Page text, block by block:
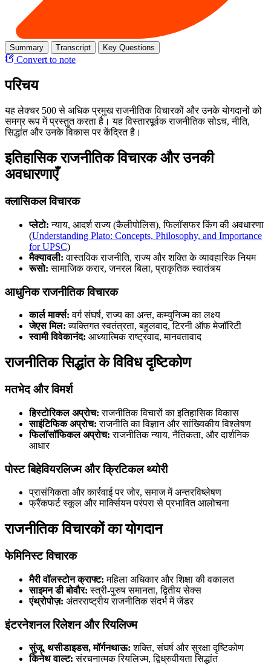
Summary Transcript Key Questions
Convert to note
परिचय
यह लेक्चर 500 से अधिक प्रमुख राजनीतिक विचारकों और उनके योगदानों को
समग्र रूप में प्रस्तुत करता है। यह विस्तारपूर्वक राजनीतिक सोऽच, नीति,
सिद्धांत और उनके विकास पर केंद्रित है।
इतिहासिक राजनीतिक विचारक और उनकी
अवधारणाएँ
क्लासिकल विचारक
प्लेटो: न्याय, आदर्श राज्य (कैलीपोलिस), फिलॉसफर किंग की अवधारणा
(Understanding Plato: Concepts, Philosophy, and Importance
for UPSC)
मैक्यावली: वास्तविक राजनीति, राज्य और शक्ति के व्यावहारिक नियम
रूसो: सामाजिक करार, जनरल बिला, प्राकृतिक स्वातंत्र्य
आधुनिक राजनीतिक विचारक
कार्ल मार्क्स: वर्ग संघर्ष, राज्य का अन्त, कम्युनिज्म का लक्ष्य
जेएस मिल: व्यक्तिगत स्वतंत्रता, बहुलवाद, टिरनी ऑफ मेजॉरिटी
स्वामी विवेकानंद: आध्यात्मिक राष्ट्रवाद, मानवतावाद
राजनीतिक सिद्धांत के विविध दृष्टिकोण
मतभेद और विमर्श
हिस्टोरिकल अप्रोच: राजनीतिक विचारों का इतिहासिक विकास
साइंटिफिक अप्रोच: राजनीति का विज्ञान और सांख्यिकीय विश्लेषण
फिलॉसॉफिकल अप्रोच: राजनीतिक न्याय, नैतिकता, और दार्शनिक
आधार
पोस्ट बिहेवियरलिज्म और क्रिटिकल थ्योरी
प्रासंगिकता और कार्रवाई पर जोर, समाज में अन्तरविष्लेषण
फ्रैंकफर्ट स्कूल और मार्क्सियन परंपरा से प्रभावित आलोचना
राजनीतिक विचारकों का योगदान
फेमिनिस्ट विचारक
मैरी वॉलस्टोन क्राफ्ट: महिला अधिकार और शिक्षा की वकालत
साइमन डी बोवौर: स्त्री-पुरुष समानता, द्वितीय सेक्स
एंथ्रोपोज़: अंतरराष्ट्रीय राजनीतिक संदर्भ में जेंडर
इंटरनेशनल रिलेशन और रियलिज्म
सुंजू, थसीडाइडस, मॉर्गनथाऊ: शक्ति, संघर्ष और सुरक्षा दृष्टिकोण
किनेथ वाल्ट: संरचनात्मक रियलिज्म, द्विध्रुवीयता सिद्धांत